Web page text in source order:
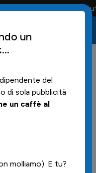
solo i tifosi la portano
League
con i parigrado del
un
...
del
di sola pubblicità
un caffè al
molliamo). E tu?